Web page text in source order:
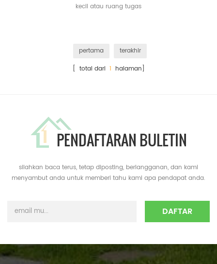
kecil atau ruang tugas
pertama
terakhir
[ total dari 1 halaman]
PENDAFTARAN BULETIN
silahkan baca terus, tetap diposting, berlangganan, dan kami
menyambut anda untuk memberi tahu kami apa pendapat anda.